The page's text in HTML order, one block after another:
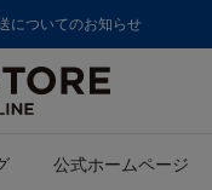
についてのお知らせ
公式ホームページ